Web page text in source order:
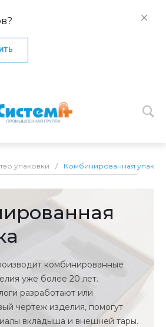
упаковки / Комбинированная
комбинированные
уже более 20 лет.
разработают или
чертеж изделия, помогут
вкладыша и внешней тары.